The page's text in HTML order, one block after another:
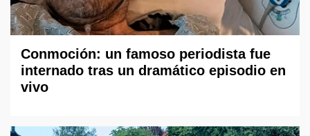
Conmoción: un famoso periodista fue
internado tras un dramático episodio en
vivo